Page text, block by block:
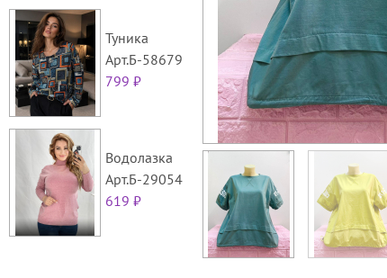
Туника
Арт.Б-58679
799 ₽
Водолазка
Арт.Б-29054
619 ₽